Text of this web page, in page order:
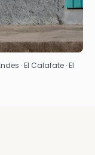
· El Calafate · El